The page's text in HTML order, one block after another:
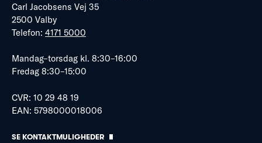
Carl Jacobsens Vej 35
2500 Valby
Telefon: 4171 5000
Mandag–torsdag kl. 8:30–16:00
Fredag 8:30–15:00
CVR: 10 29 48 19
EAN: 5798000018006
SE KONTAKTMULIGHEDER